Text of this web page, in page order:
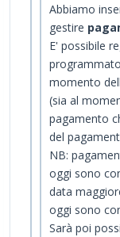
Abbiamo
gestire
E' possibile
momento
(sia al
pagamento
del
NB:
oggi sono
data
oggi sono
Sarà poi